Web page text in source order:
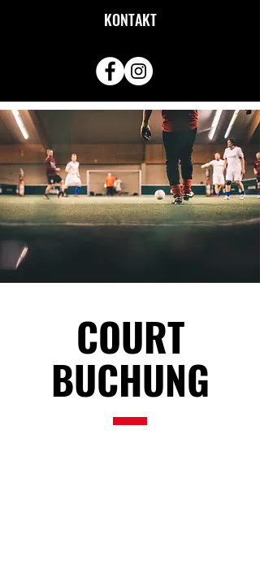
KONTAKT
COURT
BUCHUNG